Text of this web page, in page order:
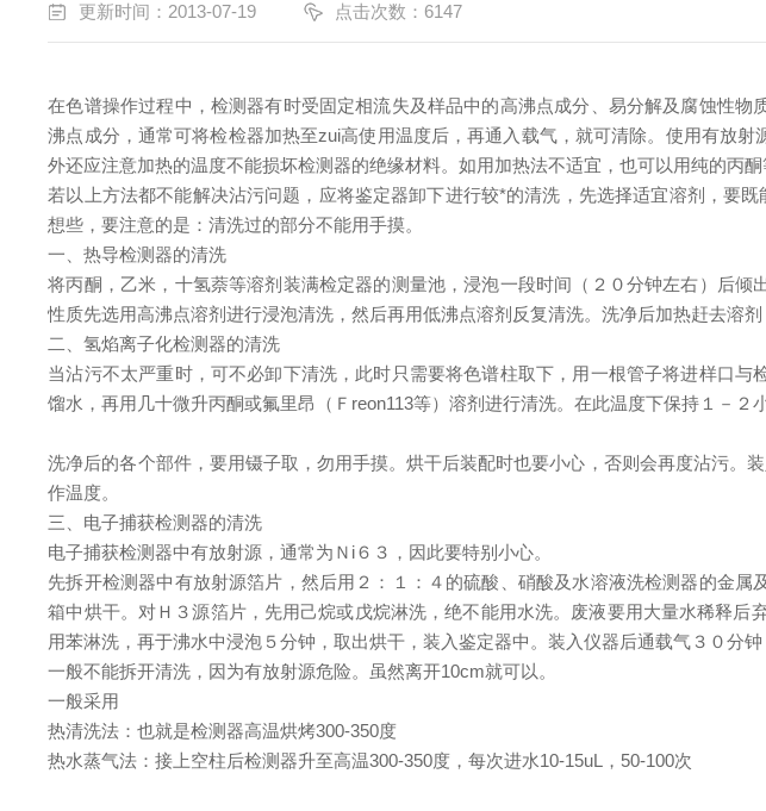
更新时间：2013-07-19 点击次数：6147
在色谱操作过程中，检测器有时受固定相流失及样品中的高沸点成分、易分解及腐蚀性
沸点成分，通常可将检检器加热至zui高使用温度后，再通入载气，就可清除。使用有放
外还应注意加热的温度不能损坏检测器的绝缘材料。如用加热法不适宜，也可以用纯的丙
若以上方法都不能解决沾污问题，应将鉴定器卸下进行较*的清洗，先选择适宜溶剂，要
想些，要注意的是：清洗过的部分不能用手摸。
一、热导检测器的清洗
将丙酮，乙米，十氢萘等溶剂装满检定器的测量池，浸泡一段时间（２０分钟左右）后
性质先选用高沸点溶剂进行浸泡清洗，然后再用低沸点溶剂反复清洗。洗净后加热赶去溶
二、氢焰离子化检测器的清洗
当沾污不太严重时，可不必卸下清洗，此时只需要将色谱柱取下，用一根管子将进样口
馏水，再用几十微升丙酮或氟里昂（Ｆreon113等）溶剂进行清洗。在此温度下保持１－２
洗净后的各个部件，要用镊子取，勿用手摸。烘干后装配时也要小心，否则会再度沾污
作温度。
三、电子捕获检测器的清洗
电子捕获检测器中有放射源，通常为Ｎi６３，因此要特别小心。
先拆开检测器中有放射源箔片，然后用２：１：４的硫酸、硝酸及水溶液洗检测器的金
箱中烘干。对Ｈ３源箔片，先用己烷或戊烷淋洗，绝不能用水洗。废液要用大量水稀释
用苯淋洗，再于沸水中浸泡５分钟，取出烘干，装入鉴定器中。装入仪器后通载气３０分
一般不能拆开清洗，因为有放射源危险。虽然离开10cm就可以。
一般采用
热清洗法：也就是检测器高温烘烤300-350度
热水蒸气法：接上空柱后检测器升至高温300-350度，每次进水10-15uL，50-100次